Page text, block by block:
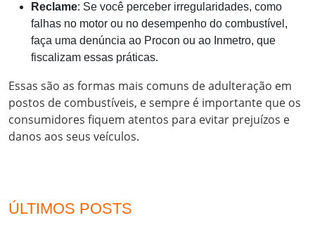
Reclame: Se você perceber irregularidades, como
falhas no motor ou no desempenho do combustível,
faça uma denúncia ao Procon ou ao Inmetro, que
fiscalizam essas práticas.
Essas são as formas mais comuns de adulteração em
postos de combustíveis, e sempre é importante que os
consumidores fiquem atentos para evitar prejuízos e
danos aos seus veículos.
ÚLTIMOS POSTS